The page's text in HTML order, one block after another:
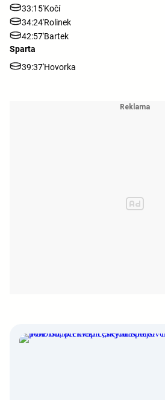
33:15'Kočí
34:24'Rolinek
42:57'Bartek
Sparta
39:37'Hovorka